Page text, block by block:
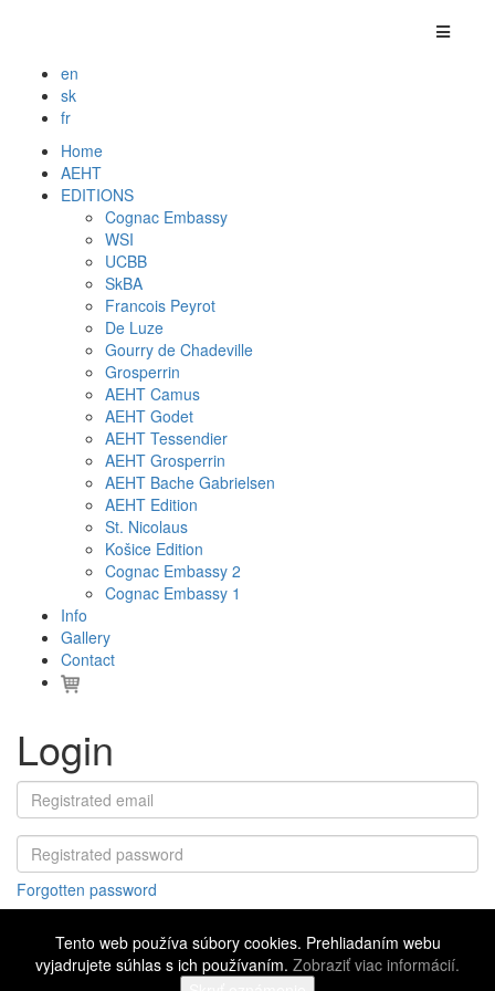
en
sk
fr
Home
AEHT
EDITIONS
Cognac Embassy
WSI
UCBB
SkBA
Francois Peyrot
De Luze
Gourry de Chadeville
Grosperrin
AEHT Camus
AEHT Godet
AEHT Tessendier
AEHT Grosperrin
AEHT Bache Gabrielsen
AEHT Edition
St. Nicolaus
Košice Edition
Cognac Embassy 2
Cognac Embassy 1
Info
Gallery
Contact
Login
Forgotten password
2016 - 2026 Cognac Embassy
Tento web používa súbory cookies. Prehliadaním webu
vyjadrujete súhlas s ich používaním. Zobraziť viac informácií.